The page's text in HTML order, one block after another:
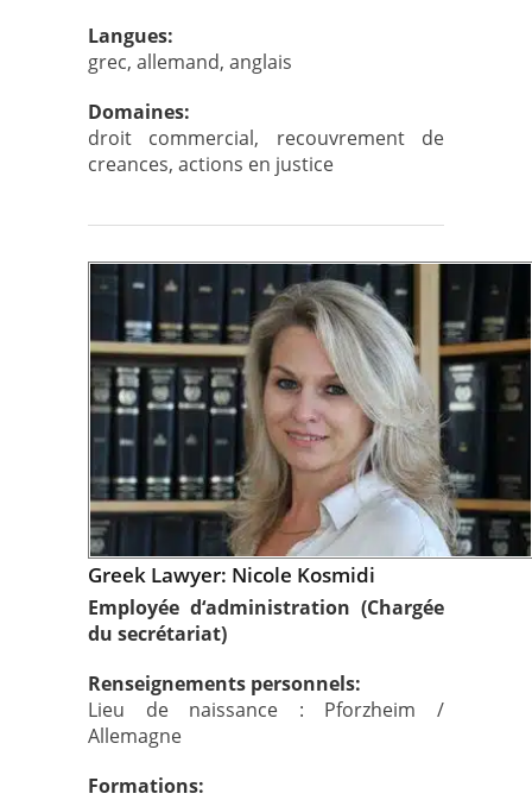
Langues:
grec, allemand, anglais
Domaines:
droit commercial, recouvrement de
creances, actions en justice
Greek Lawyer: Nicole Kosmidi
Employée d‘administration (Chargée
du secrétariat)
Renseignements personnels:
Lieu de naissance : Pforzheim /
Allemagne
Formations: